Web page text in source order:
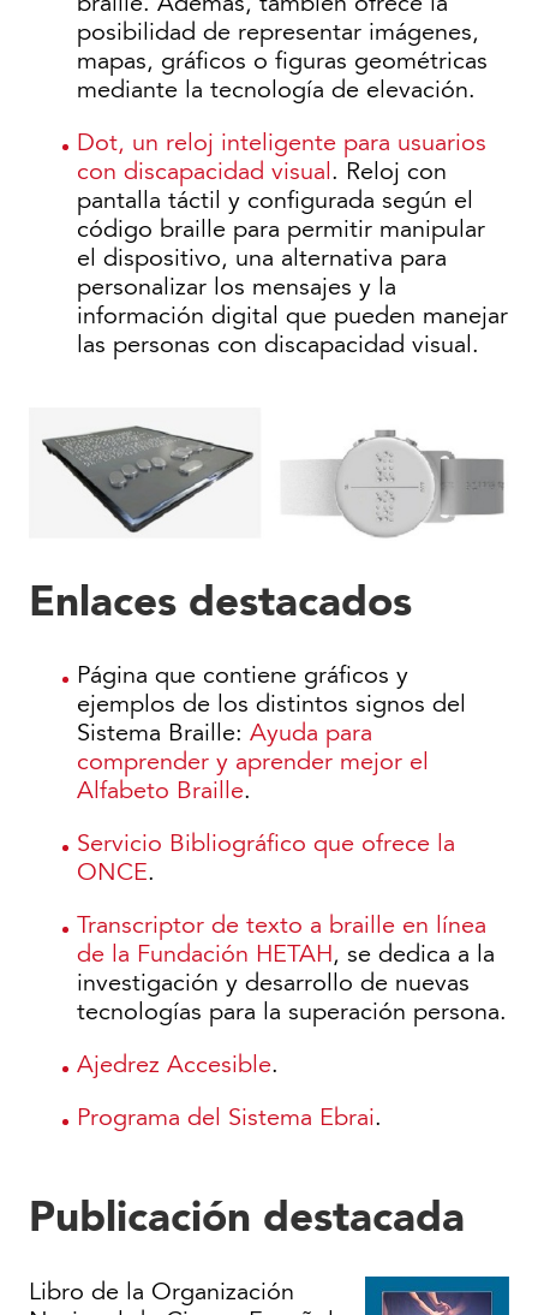
posibilidad de representar imágenes,
mapas, gráficos o figuras geométricas
mediante la tecnología de elevación.
Dot, un reloj inteligente para usuarios
con discapacidad visual. Reloj con
pantalla táctil y configurada según el
código braille para permitir manipular
el dispositivo, una alternativa para
personalizar los mensajes y la
información digital que pueden manejar
las personas con discapacidad visual.
Enlaces destacados
Página que contiene gráficos y
ejemplos de los distintos signos del
Sistema Braille: Ayuda para
comprender y aprender mejor el
Alfabeto Braille.
Servicio Bibliográfico que ofrece la
ONCE.
Transcriptor de texto a braille en línea
de la Fundación HETAH, se dedica a la
investigación y desarrollo de nuevas
tecnologías para la superación persona.
Ajedrez Accesible.
Programa del Sistema Ebrai.
Publicación destacada
Libro de la Organización